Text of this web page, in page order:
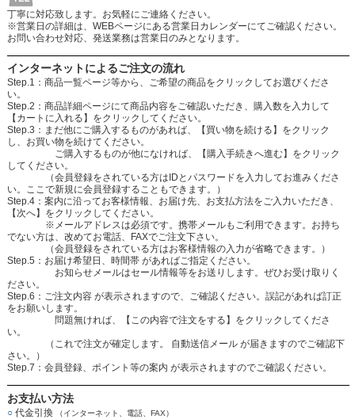
丁寧に対応致します。お気軽にご連絡ください。
※営業日の詳細は、WEBページにある営業日カレンダーにてご確認ください。
お問い合わせ対応、発送業務は営業日のみとなります。
インターネットによるご注文の流れ
Step.1：商品一覧ページ等から、ご希望の商品をクリックしてお選びくださ
い。
Step.2：商品詳細ページにて商品内容をご確認いただき、購入数を入力して
【カートに入れる】をクリックしてください。
Step.3：まだ他にご購入するものがあれば、【買い物を続ける】をクリック
し、お買い物を続けてください。
ご購入するものが他になければ、【購入手続きへ進む】をクリック
してください。
（会員登録をされている方はIDとパスワードを入力してお進みくださ
い。ここで新規に会員登録することもできます。）
Step.4：案内に沿ってお客様情報、お届け先、お支払方法をご入力いただき、
【次へ】をクリックしてください。
※メールアドレスは必須です。携帯メールもご利用できます。お持ち
でない方は、改めてお電話、FAXでご注文下さい。
（会員登録をされている方はお客様情報の入力が省略できます。）
Step.5：お届け希望日、時間帯 があればご指定ください。
お知らせメールはセール情報等をお送りします。ぜひお受け取りく
ださい。
Step.6：ご注文内容 が表示されますので、ご確認ください。誤記があれば訂正
をお願いします。
問題無ければ、【この内容で注文をする】をクリックしてくださ
い。
（これで注文が確定します。 自動送信メール が届きますのでご確認下
さい。）
Step.7：会員登録、ポイント等の案内 が表示されますのでご確認ください。
お支払い方法
○代金引換 （インターネット、電話、FAX）